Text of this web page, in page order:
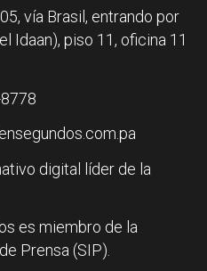
vía Brasil, entrando por
Idaan), piso 11, oficina 11
digital líder de la
es miembro de la
Prensa (SIP).